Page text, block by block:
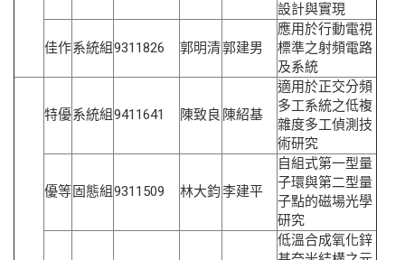
設計與實現
佳作系統組9311826 郭明清郭建男
應用於行動電視
標準之射頻電路
及系統
特優系統組9411641 陳致良 陳紹基
適用於正交分頻
多工系統之低複
雜度多工偵測技
術研究
優等 固態組9311509 林大鈞李建平
自組式第一型量
子環與第二型量
子點的磁場光學
研究
低溫合成氧化鋅